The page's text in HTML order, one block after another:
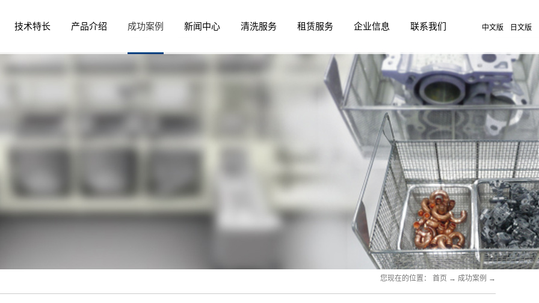
中文版 日文版
技术特长 产品介绍 成功案例 新闻中心 清洗服务 租赁服务 企业信息 联系我们
您现在的位置： 首页 → 成功案例 →